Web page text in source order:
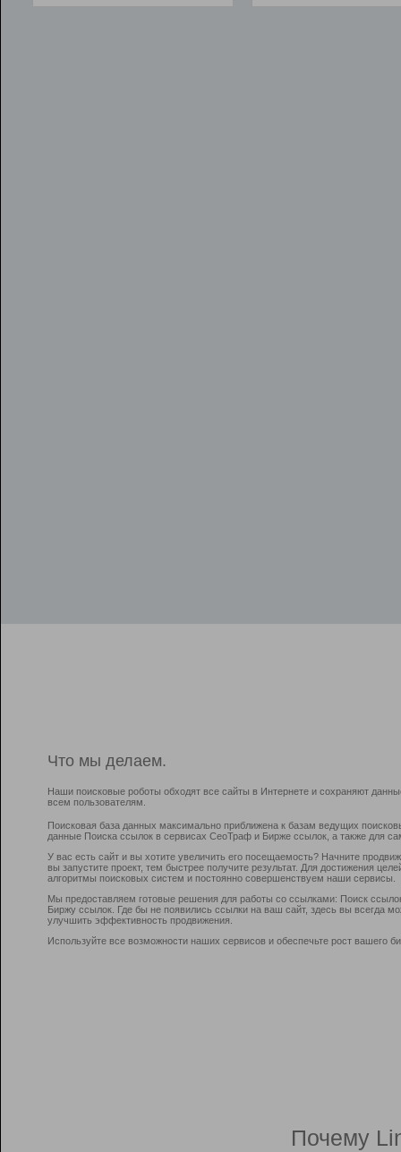
Что мы делаем.
Наши поисковые роботы обходят все сайты в Интернете и сохраняют
всем пользователям.
Поисковая база данных максимально приближена к базам ведущих
данные Поиска ссылок в сервисах СеоТраф и Бирже ссылок, а также для
У вас есть сайт и вы хотите увеличить его посещаемость? Начните
вы запустите проект, тем быстрее получите результат. Для достижения
алгоритмы поисковых систем и постоянно совершенствуем наши сервисы.
Мы предоставляем готовые решения для работы со ссылками: Поиск
Биржу ссылок. Где бы не появились ссылки на ваш сайт, здесь вы всегда
улучшить эффективность продвижения.
Используйте все возможности наших сервисов и обеспечьте рост вашего
Почему